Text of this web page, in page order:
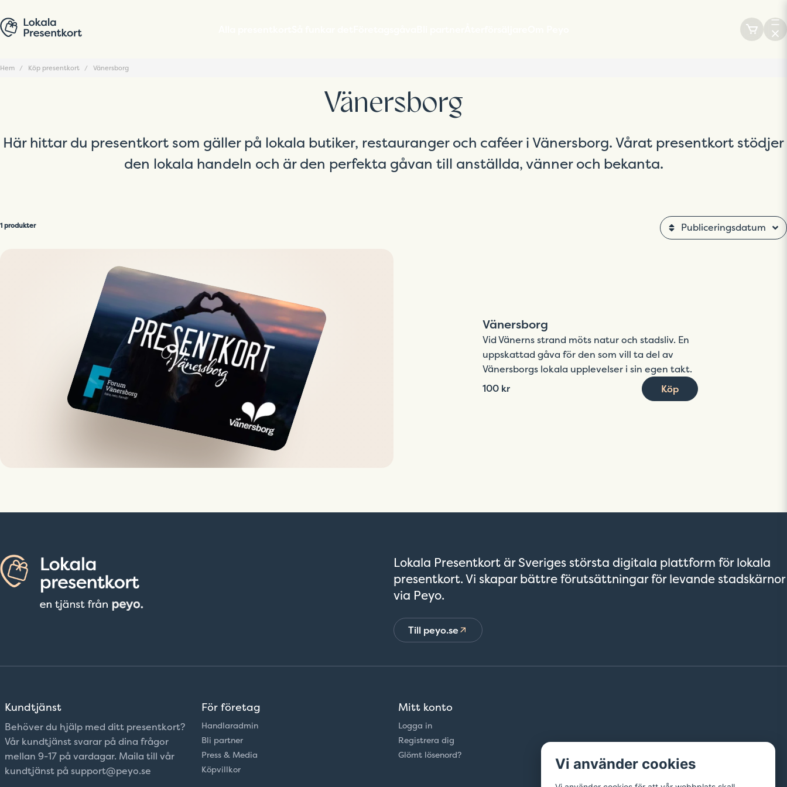
Hem Köp presentkort Vänersborg
Vänersborg
Här hittar du presentkort som gäller på lokala butiker, restauranger och caféer i Vänersborg. Vårat presentkort stödjer
den lokala handeln och är den perfekta gåvan till anställda, vänner och bekanta.
1 produkter Publiceringsdatum
Vänersborg
Vid Vänerns strand möts natur och stadsliv. En
uppskattad gåva för den som vill ta del av
Vänersborgs lokala upplevelser i sin egen takt.
100 kr Köp
Lokala Presentkort är Sveriges största digitala plattform för lokala
presentkort. Vi skapar bättre förutsättningar för levande stadskärnor
via Peyo.
Till peyo.se
Kundtjänst
Behöver du hjälp med ditt presentkort?
Vår kundtjänst svarar på dina frågor
mellan 9-17 på vardagar. Maila till vår
kundtjänst på support@peyo.se
För företag
Handlaradmin
Bli partner
Press & Media
Köpvillkor
Mitt konto
Logga in
Registrera dig
Glömt lösenord?
Vi använder cookies